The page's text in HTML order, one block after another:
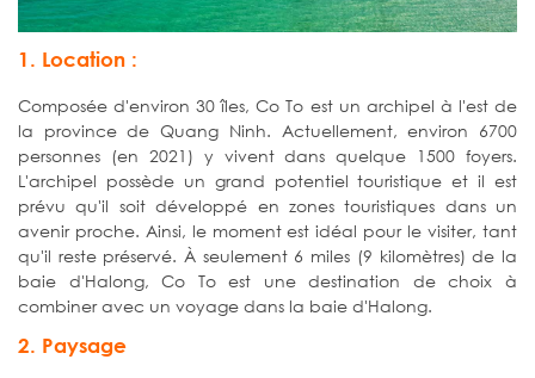
1. Location :
Composée d'environ 30 îles, Co To est un archipel à l'est de
la province de Quang Ninh. Actuellement, environ 6700
personnes (en 2021) y vivent dans quelque 1500 foyers.
L'archipel possède un grand potentiel touristique et il est
prévu qu'il soit développé en zones touristiques dans un
avenir proche. Ainsi, le moment est idéal pour le visiter, tant
qu'il reste préservé. À seulement 6 miles (9 kilomètres) de la
baie d'Halong, Co To est une destination de choix à
combiner avec un voyage dans la baie d'Halong.
2. Paysage